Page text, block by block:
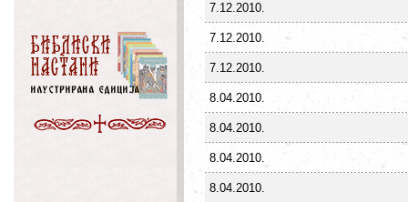
7.12.2010.
7.12.2010.
7.12.2010.
8.04.2010.
8.04.2010.
8.04.2010.
8.04.2010.